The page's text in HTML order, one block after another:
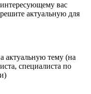
вас
актуальную для
актуальную тему (на
специалиста по